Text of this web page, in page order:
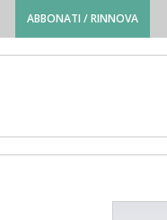
ABBONATI / RINNOVA